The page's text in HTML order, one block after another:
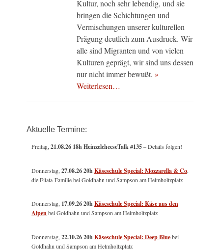
Kultur, noch sehr lebendig, und sie
bringen die Schichtungen und
Vermischungen unserer kulturellen
Prägung deutlich zum Ausdruck. Wir
alle sind Migranten und von vielen
Kulturen geprägt, wir sind uns dessen
nur nicht immer bewußt. »
Weiterlesen…
Aktuelle Termine:
Freitag,21.08.26 18h HeinzelcheeseTalk #135– Details folgen!
Donnerstag,27.08.26 20hKäseschule Special: Mozzarella & Co,
die Filata-Familie bei Goldhahn und Sampson am Helmholtzplatz
Donnerstag, 17.09.26 20hKäseschule Special: Käse aus den
Alpenbei Goldhahn und Sampson am Helmholtzplatz
Donnerstag,22.10.26 20hKäseschule Special: Deep Bluebei
Goldhahn und Sampson am Helmholtzplatz